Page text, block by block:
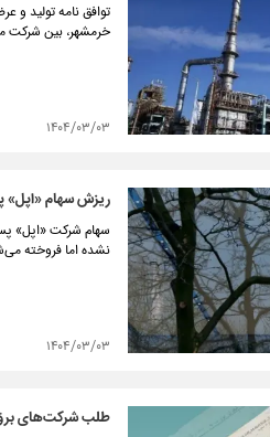
توافق نامه تولید و
خرمشهر، بین شرکت
۱۴۰۴/۰۳/۰۳
ریزش سهام «اپل»
نشده اما فروخته
۱۴۰۴/۰۳/۰۳
طلب شرکت‌های برق